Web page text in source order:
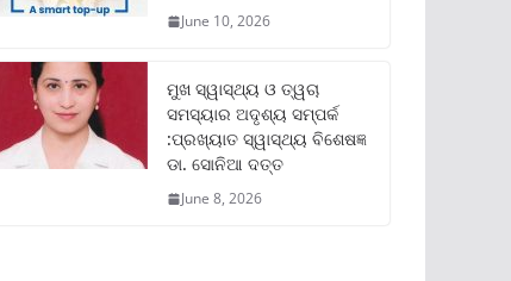
June 10, 2026
ମୁଖ ସ୍ୱାସ୍ଥ୍ୟ ଓ ତ୍ୱଚା
ସମସ୍ୟାର ଅଦୃଶ୍ୟ ସମ୍ପର୍କ
:ପ୍ରଖ୍ୟାତ ସ୍ୱାସ୍ଥ୍ୟ ବିଶେଷଜ୍ଞ
ଡା. ସୋନିଆ ଦତ୍ତ
June 8, 2026